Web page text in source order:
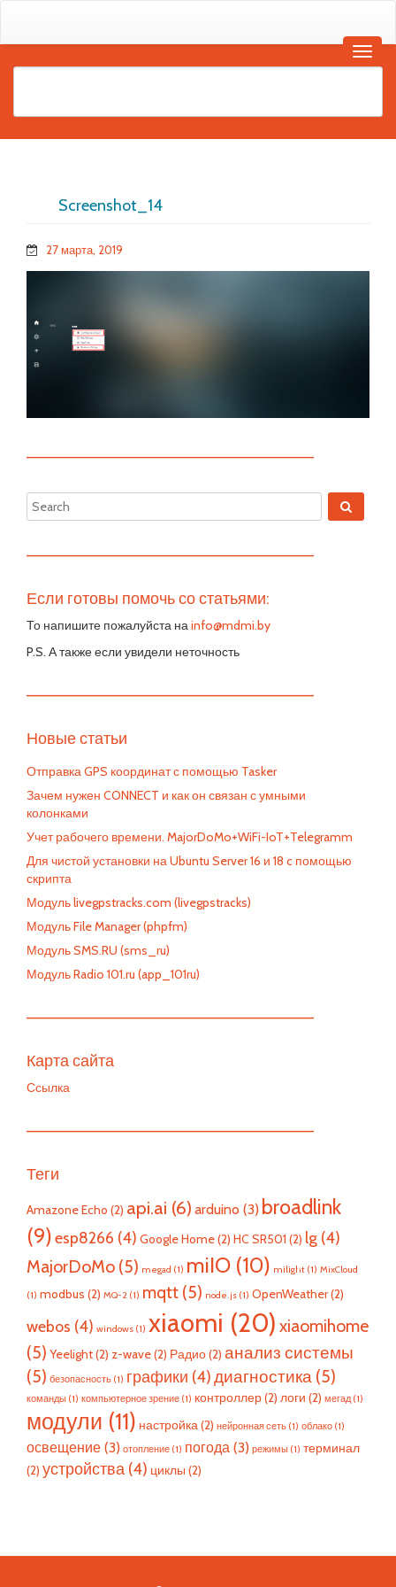
Screenshot_14
27 марта, 2019
—————————————————————————
—————————————————————————
Если готовы помочь со статьями:
То напишите пожалуйста на info@mdmi.by
P.S. А также если увидели неточность
—————————————————————————
Новые статьи
Отправка GPS координат с помощью Tasker
Зачем нужен CONNECT и как он связан с умными
колонками
Учет рабочего времени. MajorDoMo+WiFi-IoT+Telegramm
Для чистой установки на Ubuntu Server 16 и 18 c помощью
скрипта
Модуль livegpstracks.com (livegpstracks)
Модуль File Manager (phpfm)
Модуль SMS.RU (sms_ru)
Модуль Radio 101.ru (app_101ru)
—————————————————————————
Карта сайта
Ссылка
—————————————————————————
Теги
Amazone Echo (2) api.ai (6) arduino (3) broadlink
(9)esp8266 (4) Google Home(2) HC SR501 (2) lg (4)
MajorDoMo (5) megad (1) miIO (10) milight (1) MixCloud
(1) modbus (2) MQ-2 (1) mqtt (5) node.js (1) OpenWeather(2)
webos (4) windows (1) xiaomi (20) xiaomihome
(5) Yeelight(2) z-wave(2) Радио(2) анализ системы
(5) безопасность (1) графики (4)диагностика (5)
команды (1) компьютерное зрение (1) контроллер(2) логи (2) мегад (1)
модули (11) настройка (2) нейронная сеть (1) облако (1)
освещение (3) отопление (1) погода (3) режимы (1) терминал
(2) устройства (4) циклы (2)